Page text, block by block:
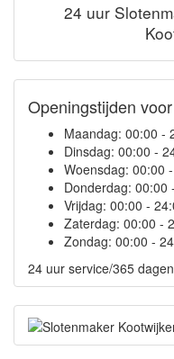
24 uur
Openingstijden
Maandag: 00:00 -
Dinsdag: 00:00 -
Woensdag: 00:00
Donderdag: 00:00
Vrijdag: 00:00 -
Zaterdag: 00:00 -
Zondag: 00:00 -
24 uur service/365